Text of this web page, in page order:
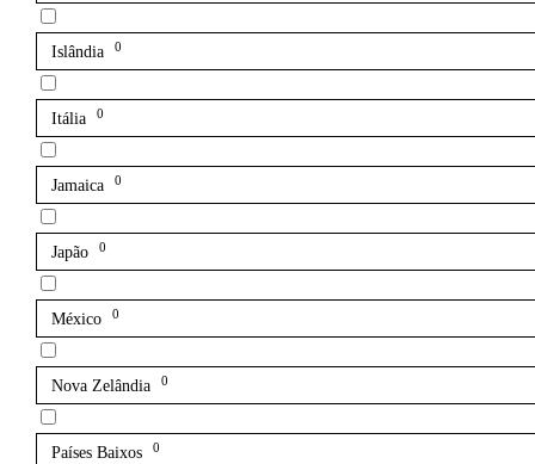
Islândia 0
Itália 0
Jamaica 0
Japão 0
México 0
Nova Zelândia 0
Países Baixos 0